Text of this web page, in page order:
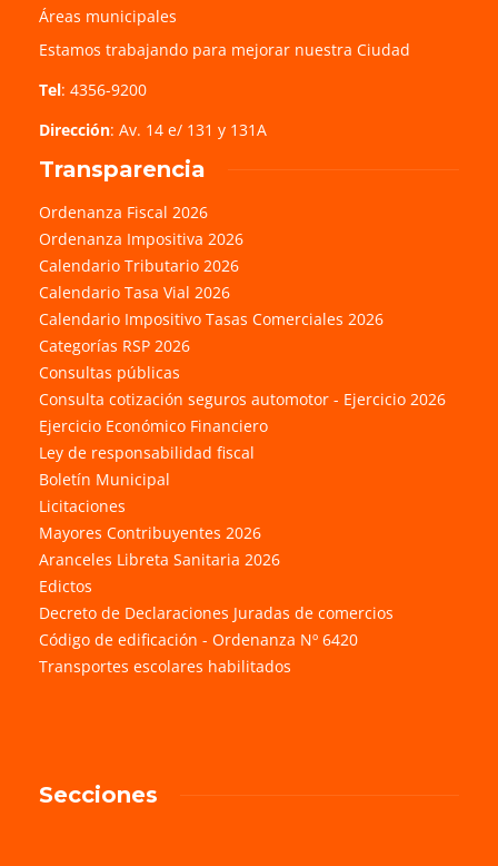
Áreas municipales
Estamos trabajando para mejorar nuestra Ciudad
Tel: 4356-9200
Dirección: Av. 14 e/ 131 y 131A
Transparencia
Ordenanza Fiscal 2026
Ordenanza Impositiva 2026
Calendario Tributario 2026
Calendario Tasa Vial 2026
Calendario Impositivo Tasas Comerciales 2026
Categorías RSP 2026
Consultas públicas
Consulta cotización seguros automotor - Ejercicio 2026
Ejercicio Económico Financiero
Ley de responsabilidad fiscal
Boletín Municipal
Licitaciones
Mayores Contribuyentes 2026
Aranceles Libreta Sanitaria 2026
Edictos
Decreto de Declaraciones Juradas de comercios
Código de edificación - Ordenanza Nº 6420
Transportes escolares habilitados
Secciones